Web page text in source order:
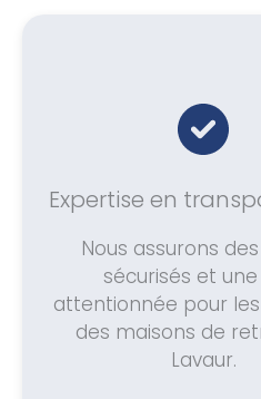
Expertise en
Nous assurons
sécurisés et
attentionnée pour
des maisons de
Lavaur.